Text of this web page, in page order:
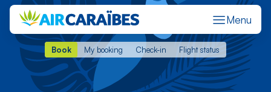
Menu
Book My booking Check-in Flight status
Book My booking Check-in Flight status